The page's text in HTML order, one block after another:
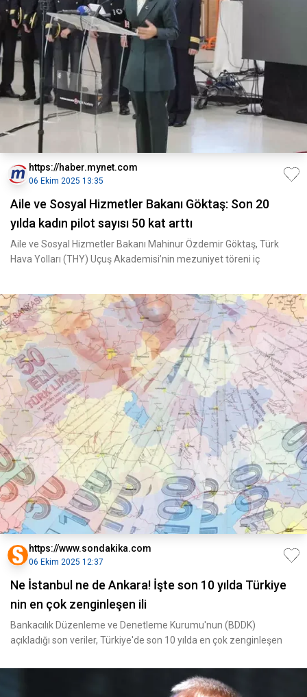
https://haber.mynet.com
06 Ekim 2025 13:35
Aile ve Sosyal Hizmetler Bakanı Göktaş: Son 20
yılda kadın pilot sayısı 50 kat arttı
Aile ve Sosyal Hizmetler Bakanı Mahinur Özdemir Göktaş, Türk
Hava Yolları (THY) Uçuş Akademisi’nin mezuniyet töreni iç
https://www.sondakika.com
06 Ekim 2025 12:37
Ne İstanbul ne de Ankara! İşte son 10 yılda Türkiye
nin en çok zenginleşen ili
Bankacılık Düzenleme ve Denetleme Kurumu'nun (BDDK)
açıkladığı son veriler, Türkiye'de son 10 yılda en çok zenginleşen